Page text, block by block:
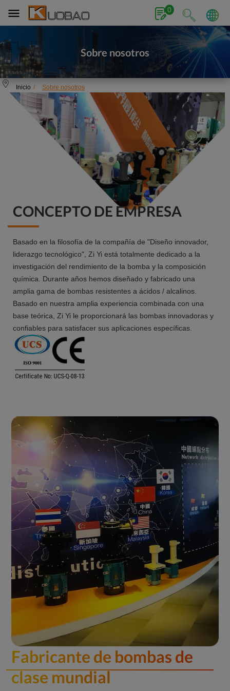
0
Sobre nosotros
Inicio Sobre nosotros
CONCEPTO DE EMPRESA
Basado en la filosofía de la compañía de "Diseño innovador,
liderazgo tecnológico", Zi Yi está totalmente dedicado a la
investigación del rendimiento de la bomba y la composición
química. Durante años hemos diseñado y fabricado una
amplia gama de bombas resistentes a ácidos / alcalinos.
Basado en nuestra amplia experiencia combinada con una
base teórica, Zi Yi le proporcionará las bombas innovadoras y
confiables para satisfacer sus aplicaciones específicas.
Fabricante de bombas de
clase mundial
Panel de gestión de cookies